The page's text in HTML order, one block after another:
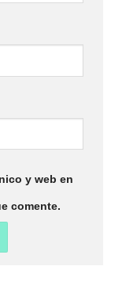
y web en
comente.